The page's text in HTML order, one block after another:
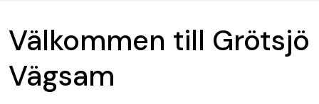
Välkommen till Grötsjö
Vägsam